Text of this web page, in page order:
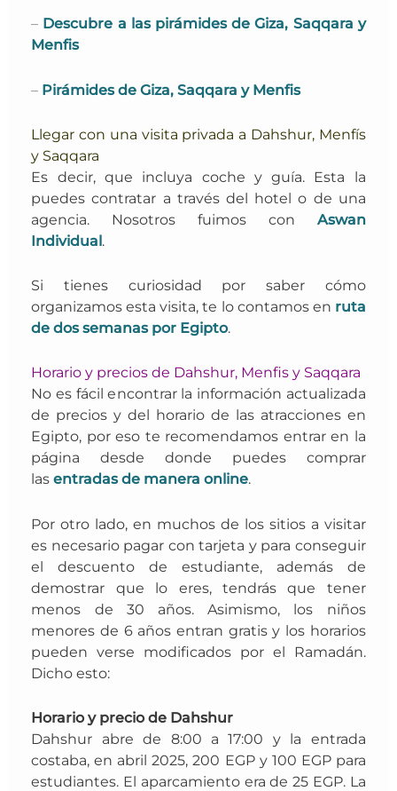
– Descubre a las pirámides de Giza, Saqqara y
Menfis
– Pirámides de Giza, Saqqara y Menfis
Llegar con una visita privada a Dahshur, Menfís
y Saqqara
Es decir, que incluya coche y guía. Esta la
puedes contratar a través del hotel o de una
agencia. Nosotros fuimos con Aswan
Individual.
Si tienes curiosidad por saber cómo
organizamos esta visita, te lo contamos en ruta
de dos semanas por Egipto.
Horario y precios de Dahshur, Menfis y Saqqara
No es fácil encontrar la información actualizada
de precios y del horario de las atracciones en
Egipto, por eso te recomendamos entrar en la
página desde donde puedes comprar
lasentradas de manera online.
Por otro lado, en muchos de los sitios a visitar
es necesario pagar con tarjeta y para conseguir
el descuento de estudiante, además de
demostrar que lo eres, tendrás que tener
menos de 30 años. Asimismo, los niños
menores de 6 años entran gratis y los horarios
pueden verse modificados por el Ramadán.
Dicho esto:
Horario y precio de Dahshur
Dahshur abre de 8:00 a 17:00 y la entrada
costaba, en abril 2025, 200 EGP y 100 EGP para
estudiantes. El aparcamiento era de 25 EGP. La